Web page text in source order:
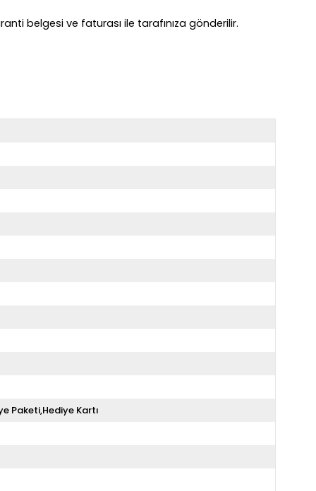
belgesi ve faturası ile tarafınıza gönderilir.
Paketi,Hediye Kartı